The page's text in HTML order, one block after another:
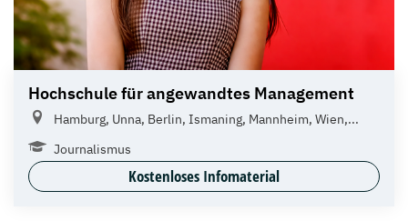
Hochschule für angewandtes Management
Hamburg, Unna, Berlin, Ismaning, Mannheim, Wien,...
Journalismus
Kostenloses Infomaterial